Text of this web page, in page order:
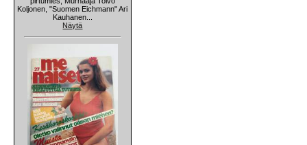
Koljonen, "Suomen Eichmann" Ari
Kauhanen...
Näytä